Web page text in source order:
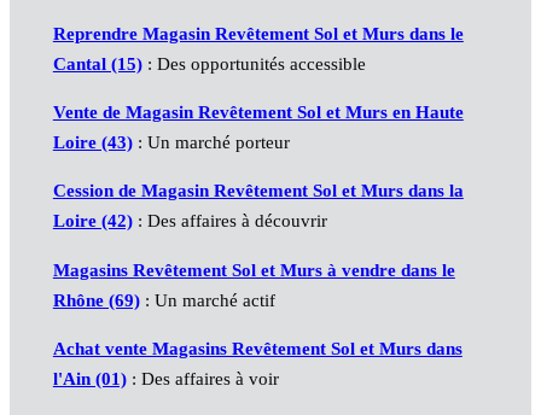
Reprendre Magasin Revêtement Sol et Murs dans le
Cantal (15): Des opportunités accessible
Vente de Magasin Revêtement Sol et Murs en Haute
Loire (43): Un marché porteur
Cession de Magasin Revêtement Sol et Murs dans la
Loire (42): Des affaires à découvrir
Magasins Revêtement Sol et Murs à vendre dans le
Rhône (69): Un marché actif
Achat vente Magasins Revêtement Sol et Murs dans
l'Ain (01): Des affaires à voir